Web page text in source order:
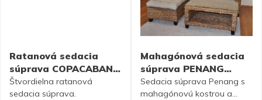
Ratanová sedacia
súprava COPACABANA
hnedá
Štvordielna ratanová
sedacia súprava.
Mahagónová sedacia
súprava PENANG
banánový list – 4 farby
Sedacia súprava Penang s
mahagónovú kostrou a